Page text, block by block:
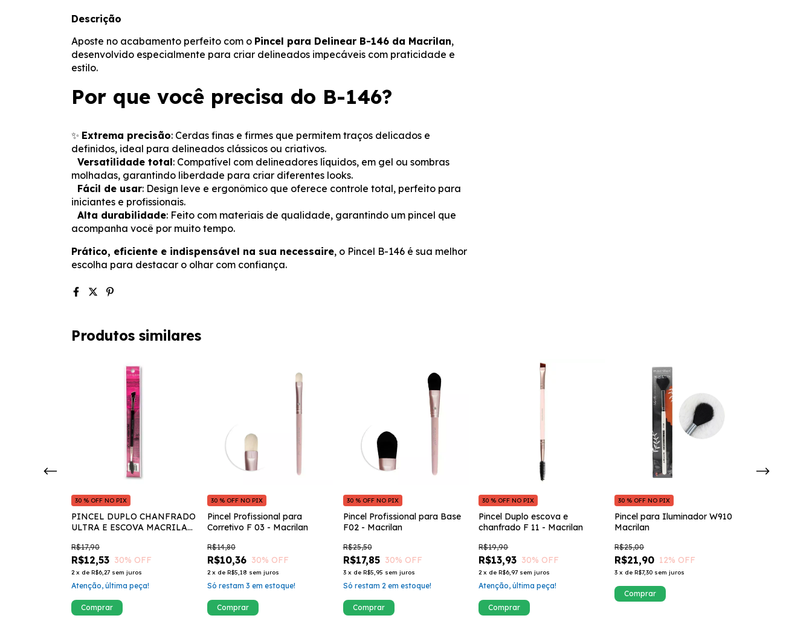
Descrição
Aposte no acabamento perfeito com o Pincel para Delinear B-146 da Macrilan,
desenvolvido especialmente para criar delineados impecáveis com praticidade e
estilo.
Por que você precisa do B-146?
✨ Extrema precisão: Cerdas finas e firmes que permitem traços delicados e
definidos, ideal para delineados clássicos ou criativos.
Versatilidade total: Compatível com delineadores líquidos, em gel ou sombras
molhadas, garantindo liberdade para criar diferentes looks.
Fácil de usar: Design leve e ergonômico que oferece controle total, perfeito para
iniciantes e profissionais.
Alta durabilidade: Feito com materiais de qualidade, garantindo um pincel que
acompanha você por muito tempo.
Prático, eficiente e indispensável na sua necessaire, o Pincel B-146 é sua melhor
escolha para destacar o olhar com confiança.
Produtos similares
PINCEL DUPLO CHANFRADO
ULTRA E ESCOVA MACRILAN
R$12,53
R$17,90
30% OFF
2 x de R$6,27 sem juros
30 % OFF NO PIX
Atenção, última peça!
Pincel Profissional para
Corretivo F 03 - Macrilan
R$10,36
R$14,80
30% OFF
2 x de R$5,18 sem juros
30 % OFF NO PIX
Só restam 3 em estoque!
Pincel Profissional para Base
F02 - Macrilan
R$17,85
R$25,50
30% OFF
3 x de R$5,95 sem juros
30 % OFF NO PIX
Só restam 2 em estoque!
Pincel Duplo escova e
chanfrado F 11 - Macrilan
R$13,93
R$19,90
30% OFF
2 x deR$6,97 sem juros
30 % OFF NO PIX
Atenção, última peça!
Pincel para Iluminador W910
Macrilan
R$21,90
R$25,00
12% OFF
3 x deR$7,30 sem juros
30 % OFF NO PIX